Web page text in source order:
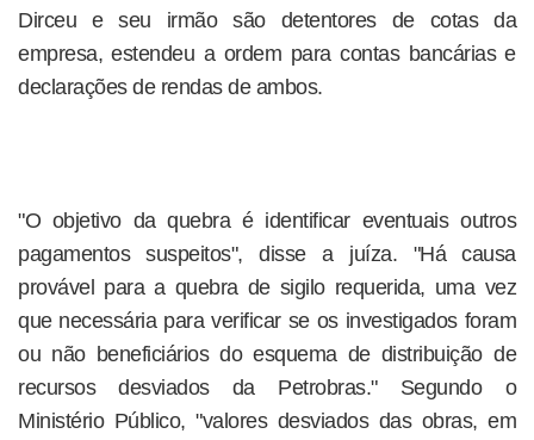
Dirceu e seu irmão são detentores de cotas da
empresa, estendeu a ordem para contas bancárias e
declarações de rendas de ambos.
"O objetivo da quebra é identificar eventuais outros
pagamentos suspeitos", disse a juíza. "Há causa
provável para a quebra de sigilo requerida, uma vez
que necessária para verificar se os investigados foram
ou não beneficiários do esquema de distribuição de
recursos desviados da Petrobras." Segundo o
Ministério Público, "valores desviados das obras, em